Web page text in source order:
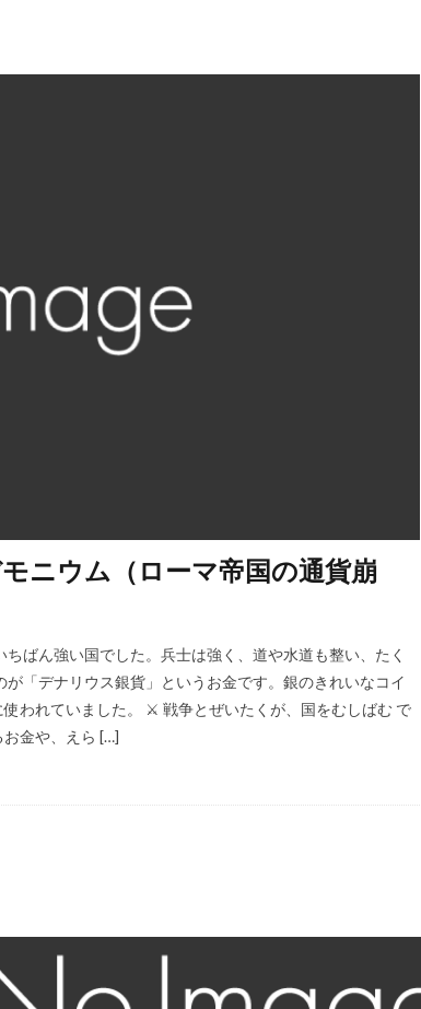
ニウム（ローマ帝国の通貨崩
ばん強い国でした。兵士は強く、道や水道も整い、たく
「デナリウス銀貨」というお金です。銀のきれいなコイ
われていました。 ⚔️ 戦争とぜいたくが、国をむしばむ で
金や、えら […]